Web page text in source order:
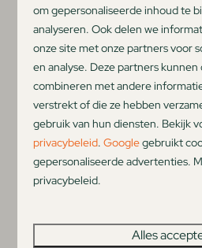
Meer
Op het park
't Sandtpaviljoen
om gepersonaliseerde inhoud te
analyseren. Ook delen we
onze site met onze partners voor
en analyse. Deze partners
combineren met andere
verstrekt of die ze hebben
gebruik van hun diensten. Bekijk
privacybeleid.Googlegebruikt
gepersonaliseerde advertenties.
privacybeleid.
Alles